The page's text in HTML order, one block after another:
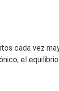
cada vez
el